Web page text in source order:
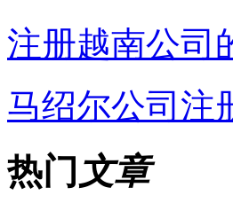
注册越南公司
马绍尔公司注
热门 文章